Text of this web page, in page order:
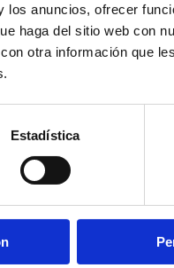
anuncios, ofrecer
haga del sitio web con
otra información que
Estadística